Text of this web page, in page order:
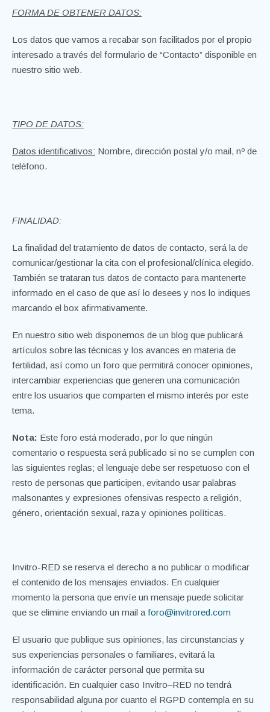
FORMA DE OBTENER DATOS:
Los datos que vamos a recabar son facilitados por el propio
interesado a través del formulario de “Contacto” disponible en
nuestro sitio web.
TIPO DE DATOS:
Datos identificativos: Nombre, dirección postal y/o mail, nº de
teléfono.
FINALIDAD:
La finalidad del tratamiento de datos de contacto, será la de
comunicar/gestionar la cita con el profesional/clínica elegido.
También se trataran tus datos de contacto para mantenerte
informado en el caso de que así lo desees y nos lo indiques
marcando el box afirmativamente.
En nuestro sitio web disponemos de un blog que publicará
artículos sobre las técnicas y los avances en materia de
fertilidad, así como un foro que permitirá conocer opiniones,
intercambiar experiencias que generen una comunicación
entre los usuarios que comparten el mismo interés por este
tema.
Nota: Este foro está moderado, por lo que ningún
comentario o respuesta será publicado si no se cumplen con
las siguientes reglas; el lenguaje debe ser respetuoso con el
resto de personas que participen, evitando usar palabras
malsonantes y expresiones ofensivas respecto a religión,
género, orientación sexual, raza y opiniones políticas.
Invitro-RED se reserva el derecho a no publicar o modificar
el contenido de los mensajes enviados. En cualquier
momento la persona que envíe un mensaje puede solicitar
que se elimine enviando un mail a foro@invitrored.com
El usuario que publique sus opiniones, las circunstancias y
sus experiencias personales o familiares, evitará la
información de carácter personal que permita su
identificación. En cualquier caso Invitro–RED no tendrá
responsabilidad alguna por cuanto el RGPD contempla en su